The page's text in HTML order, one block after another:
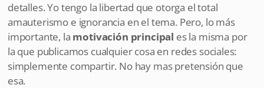
detalles. Yo tengo la libertad que otorga el total
amauterismo e ignorancia en el tema. Pero, lo más
importante, la motivación principal es la misma por
la que publicamos cualquier cosa en redes sociales:
simplemente compartir. No hay mas pretensión que
esa.